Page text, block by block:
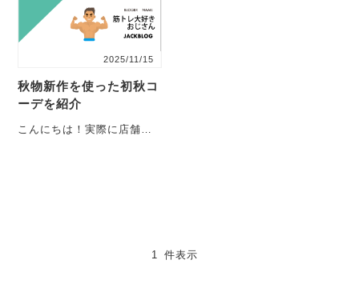
2025/11/15
秋物新作を使った初秋コ
ーデを紹介
こんにちは！実際に店舗で
1 件表示